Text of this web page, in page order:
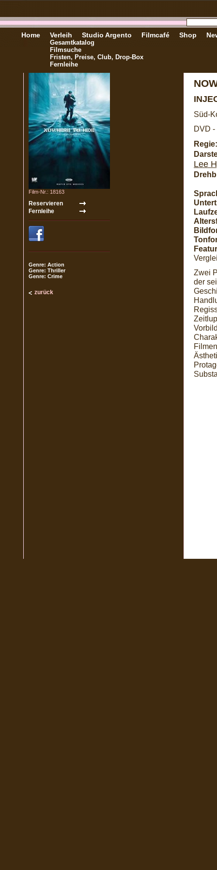
Home Verleih
Gesamtkatalog
Filmsuche
Fristen, Preise, Club, Drop-Box
Fernleihe
Studio Argento Filmcafé Shop
Film-Nr.: 18163
Genre: Action
Genre: Thriller
Genre: Crime
zurück
Süd-
DVD -
Regie:
Lee
Zwei
der